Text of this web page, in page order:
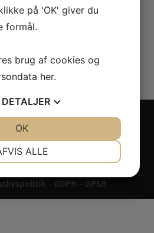
rights reserved RoseLines
brandnavn, logo, tekst og
- Garanti & reklamation -
- GDPR – GPSR
på 'OK' giver du
formål.
brug af cookies og
her.
DETALJER
STATISTIK
ALLE
OK